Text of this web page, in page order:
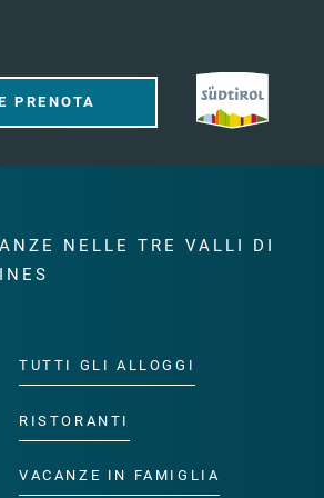
PRENOTA
NELLE TRE VALLI DI
TUTTI GLI ALLOGGI
RISTORANTI
VACANZE IN FAMIGLIA